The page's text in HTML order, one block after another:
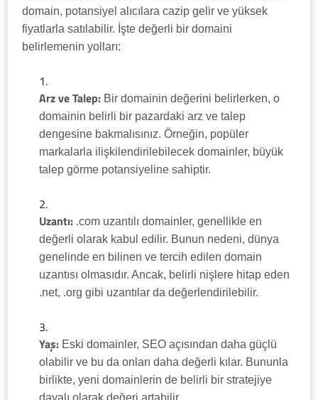
domain, potansiyel alıcılara cazip gelir ve yüksek
fiyatlarla satılabilir. İşte değerli bir domaini
belirlemenin yolları:
Arz ve Talep: Bir domainin değerini belirlerken, o
domainin belirli bir pazardaki arz ve talep
dengesine bakmalısınız. Örneğin, popüler
markalarla ilişkilendirilebilecek domainler, büyük
talep görme potansiyeline sahiptir.
Uzantı: .com uzantılı domainler, genellikle en
değerli olarak kabul edilir. Bunun nedeni, dünya
genelinde en bilinen ve tercih edilen domain
uzantısı olmasıdır. Ancak, belirli nişlere hitap eden
.net, .org gibi uzantılar da değerlendirilebilir.
Yaş: Eski domainler, SEO açısından daha güçlü
olabilir ve bu da onları daha değerli kılar. Bununla
birlikte, yeni domainlerin de belirli bir stratejiye
dayalı olarak değeri artabilir.